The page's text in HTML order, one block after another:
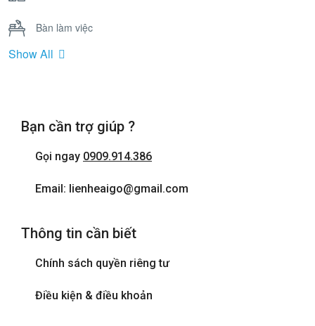
Bàn làm việc
Bồn Tắm Nằm
Điện thoại
Phòng tắm đứng
Show All
Bạn cần trợ giúp ?
Gọi ngay 0909.914.386
Email: lienheaigo@gmail.com
Thông tin cần biết
Chính sách quyền riêng tư
Điều kiện & điều khoản